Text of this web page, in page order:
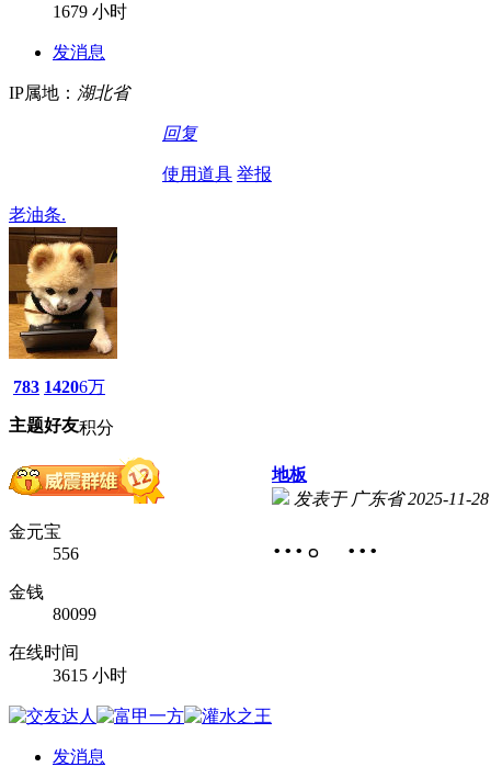
1679 小时
发消息
IP属地： 湖北省
回复
使用道具 举报
老油条.
783
主题
1420
好友
6万
积分
金元宝
556
金钱
80099
在线时间
3615 小时
发消息
地板
发表于 广东省 2025-11-
...。...